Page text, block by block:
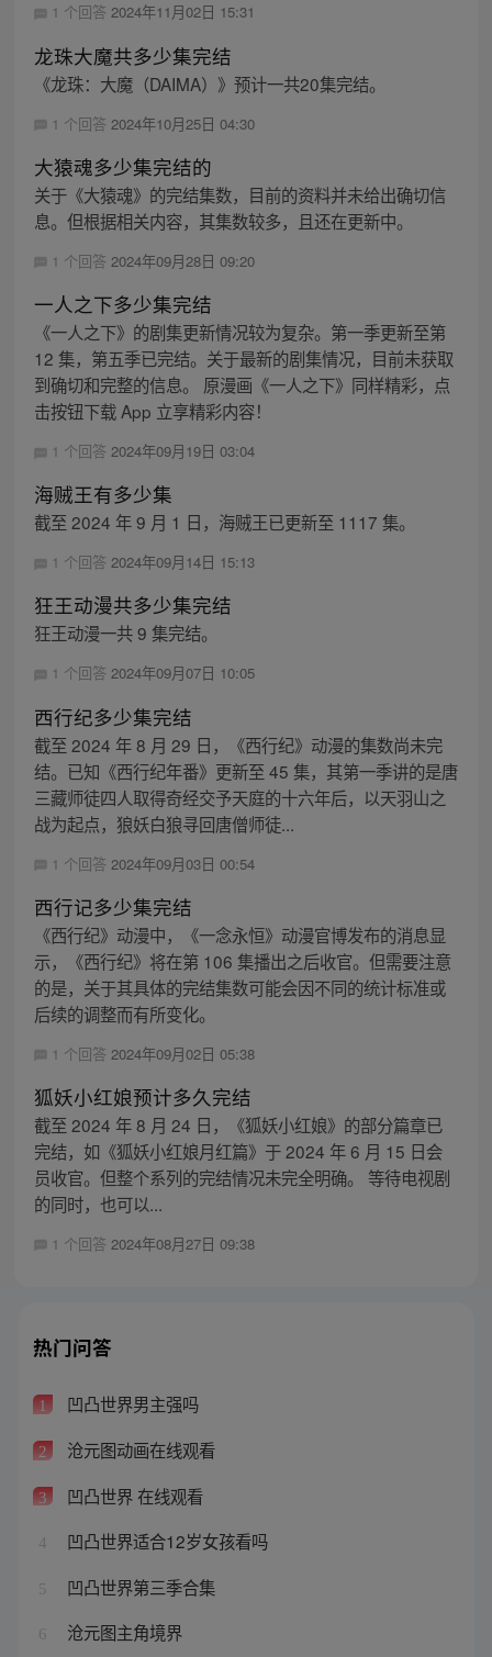
1 个回答 2024年11月02日 15:31
龙珠大魔共多少集完结
《龙珠：大魔（DAIMA）》预计一共20集完结。
1 个回答 2024年10月25日 04:30
大猿魂多少集完结的
关于《大猿魂》的完结集数，目前的资料并未给出确切信
息。但根据相关内容，其集数较多，且还在更新中。
1 个回答 2024年09月28日 09:20
一人之下多少集完结
《一人之下》的剧集更新情况较为复杂。第一季更新至第
12 集，第五季已完结。关于最新的剧集情况，目前未获取
到确切和完整的信息。 原漫画《一人之下》同样精彩，点
击按钮下载 App 立享精彩内容！
1 个回答 2024年09月19日 03:04
海贼王有多少集
截至 2024 年 9 月 1 日，海贼王已更新至 1117 集。
1 个回答 2024年09月14日 15:13
狂王动漫共多少集完结
狂王动漫一共 9 集完结。
1 个回答 2024年09月07日 10:05
西行纪多少集完结
截至 2024 年 8 月 29 日，《西行纪》动漫的集数尚未完
结。已知《西行纪年番》更新至 45 集，其第一季讲的是唐
三藏师徒四人取得奇经交予天庭的十六年后，以天羽山之
战为起点，狼妖白狼寻回唐僧师徒...
1 个回答 2024年09月03日 00:54
西行记多少集完结
《西行纪》动漫中，《一念永恒》动漫官博发布的消息显
示，《西行纪》将在第 106 集播出之后收官。但需要注意
的是，关于其具体的完结集数可能会因不同的统计标准或
后续的调整而有所变化。
1 个回答 2024年09月02日 05:38
狐妖小红娘预计多久完结
截至 2024 年 8 月 24 日，《狐妖小红娘》的部分篇章已
完结，如《狐妖小红娘月红篇》于 2024 年 6 月 15 日会
员收官。但整个系列的完结情况未完全明确。 等待电视剧
的同时，也可以...
1 个回答 2024年08月27日 09:38
热门问答
1 凹凸世界男主强吗
2 沧元图动画在线观看
3 凹凸世界 在线观看
4 凹凸世界适合12岁女孩看吗
5 凹凸世界第三季合集
6 沧元图主角境界